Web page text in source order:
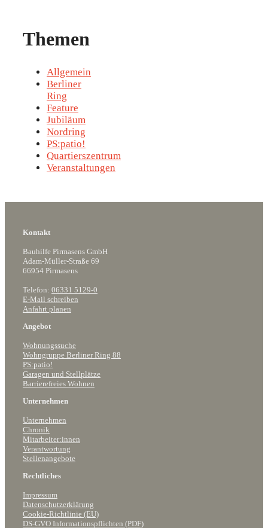
Themen
Allgemein
Berliner
Ring
Feature
Jubiläum
Nordring
PS:patio!
Quartierszentrum
Veranstaltungen
Kontakt
Bauhilfe Pirmasens GmbH
Adam-Müller-Straße 69
66954 Pirmasens
Telefon: 06331 5129-0
E-Mail schreiben
Anfahrt planen
Angebot
Wohnungssuche
Wohngruppe Berliner Ring 88
PS:patio!
Garagen und Stellplätze
Barrierefreies Wohnen
Unternehmen
Unternehmen
Chronik
Mitarbeiter:innen
Verantwortung
Stellenangebote
Rechtliches
Impressum
Datenschutzerklärung
Cookie-Richtlinie (EU)
DS-GVO Informationspflichten (PDF)